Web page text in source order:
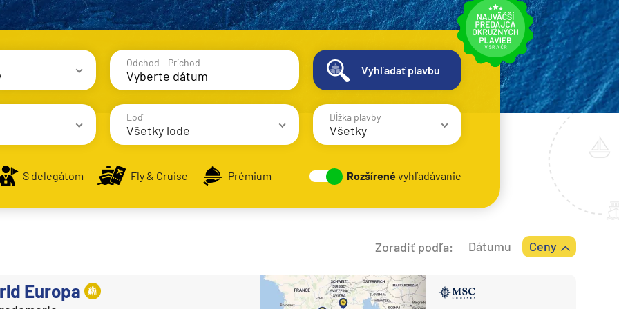
Odchod - Príchod
Vyhľadať plavbu
Loď
Všetky lode
Dĺžka plavby
Všetky
4 - 6 nocí
13 - 16 nocí
> 17 nocí
S delegátom Fly & Cruise Prémium Rozšírenévyhľadávanie
Zoradiť podľa: Dátumu Ceny
Europa